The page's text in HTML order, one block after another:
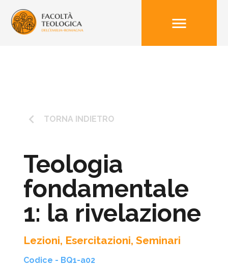
menu
keyboard_arrow_left TORNA INDIETRO
Teologia
fondamentale
1: la rivelazione
Lezioni, Esercitazioni, Seminari
Codice - BQ1-a02